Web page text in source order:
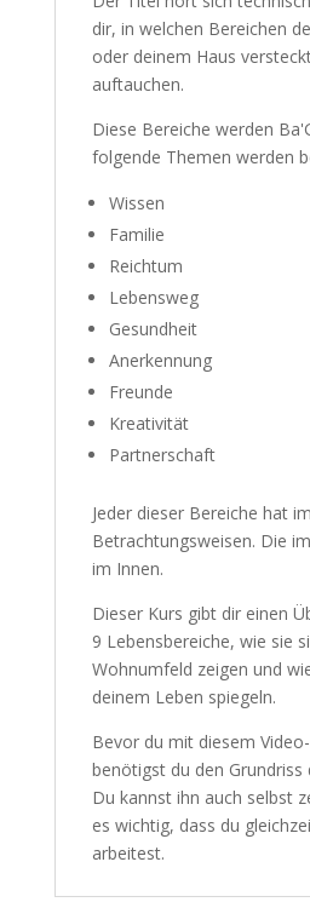
dir, in welchen Bereichen
oder deinem Haus
auftauchen.
Diese Bereiche werden
folgende Themen werden
Wissen
Familie
Reichtum
Lebensweg
Gesundheit
Anerkennung
Freunde
Kreativität
Partnerschaft
Jeder dieser Bereiche hat
Betrachtungsweisen. Die
im Innen.
Dieser Kurs gibt dir einen
9 Lebensbereiche, wie sie
Wohnumfeld zeigen und
deinem Leben spiegeln.
Bevor du mit diesem
benötigst du den Grundriss
Du kannst ihn auch selbst
es wichtig, dass du
arbeitest.